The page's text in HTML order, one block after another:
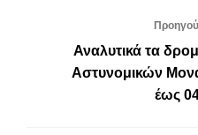
Αναλυτικά τα
Αστυνομικών
έως